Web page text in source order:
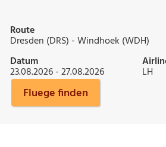
Route
Dresden (DRS) - Windhoek (WDH)
Datum
23.08.2026 - 27.08.2026 LH
Fluege finden